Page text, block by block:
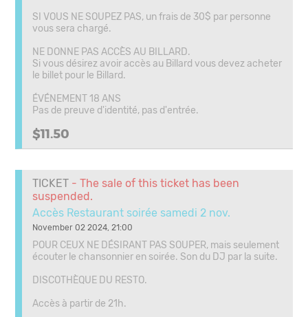
SI VOUS NE SOUPEZ PAS, un frais de 30$ par personne
vous sera chargé.
NE DONNE PAS ACCÈS AU BILLARD.
Si vous désirez avoir accès au Billard vous devez acheter
le billet pour le Billard.
ÉVÉNEMENT 18 ANS
Pas de preuve d'identité, pas d'entrée.
$11.50
TICKET - The sale of this ticket has been
suspended.
Accès Restaurant soirée samedi 2 nov.
November 02 2024, 21:00
POUR CEUX NE DÉSIRANT PAS SOUPER, mais seulement
écouter le chansonnier en soirée. Son du DJ par la suite.
DISCOTHÈQUE DU RESTO.
Accès à partir de 21h.